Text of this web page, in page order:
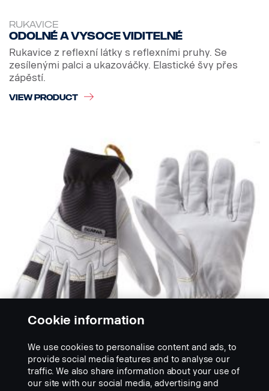
RUKAVICE
Odolné a vysoce viditelné
Rukavice z reflexní látky s reflexními pruhy. Se
zesílenými palci a ukazováčky. Elastické švy přes
zápěstí.
VIEW PRODUCT
Cookie information
We use cookies to personalise content and ads, to
provide social media features and to analyse our
traffic. We also share information about your use of
our site with our social media, advertising and